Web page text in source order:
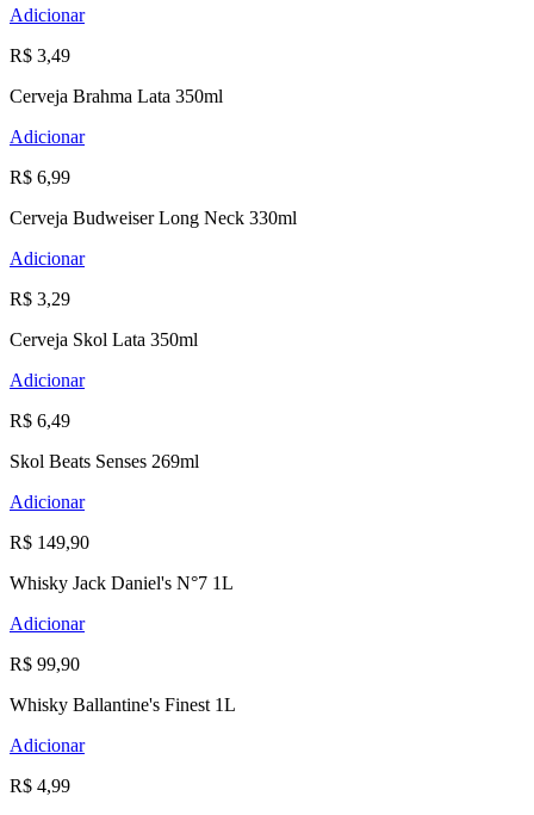
Adicionar
R$ 3,49
Cerveja Brahma Lata 350ml
Adicionar
R$ 6,99
Cerveja Budweiser Long Neck 330ml
Adicionar
R$ 3,29
Cerveja Skol Lata 350ml
Adicionar
R$ 6,49
Skol Beats Senses 269ml
Adicionar
R$ 149,90
Whisky Jack Daniel's N°7 1L
Adicionar
R$ 99,90
Whisky Ballantine's Finest 1L
Adicionar
R$ 4,99